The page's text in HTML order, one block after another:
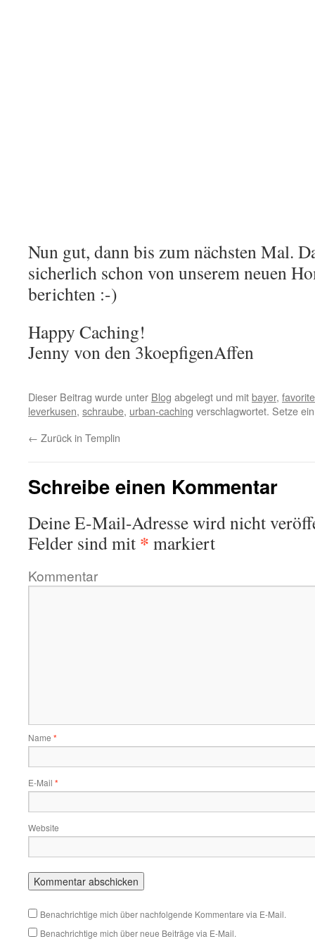
Nun gut, dann bis zum nächsten Mal.
sicherlich schon von unserem neuen
berichten :-)
Happy Caching!
Jenny von den 3koepfigenAffen
Dieser Beitrag wurde unter Blog abgelegt und mitbayer,
leverkusen, schraube, urban-caching verschlagwortet. Setze
← Zurück in Templin
Schreibe einen Kommentar
Deine E-Mail-Adresse wird nicht
Felder sind mit * markiert
Kommentar
Name *
E-Mail *
Website
Benachrichtige mich über nachfolgende Kommentare via E-Mail.
Benachrichtige mich über neue Beiträge via E-Mail.